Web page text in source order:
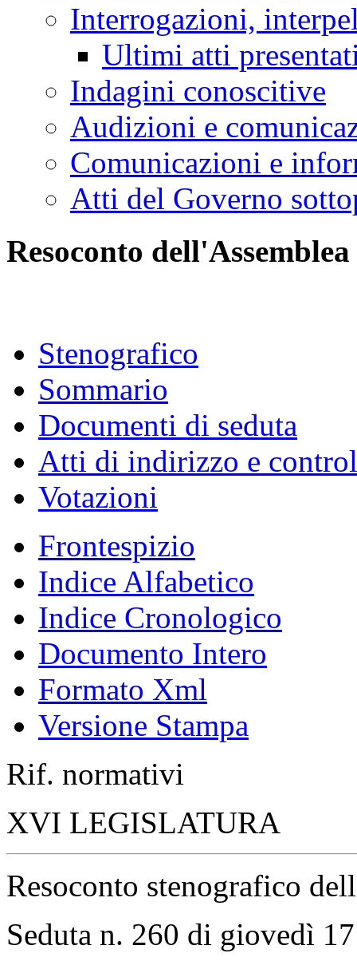
Interrogazioni,
Ultimi atti
Indagini conoscitive
Audizioni e
Comunicazioni e
Atti del Governo
Resoconto dell'Assemblea
Stenografico
Sommario
Documenti di seduta
Atti di indirizzo e
Votazioni
Frontespizio
Indice Alfabetico
Indice Cronologico
Documento Intero
Formato Xml
Versione Stampa
Rif. normativi
XVI LEGISLATURA
Resoconto stenografico
Seduta n. 260 di giovedì